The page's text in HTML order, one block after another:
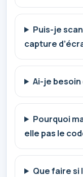
Puis-je
capture
Ai-je besoin
Pourquoi
elle pas le
Que faire si